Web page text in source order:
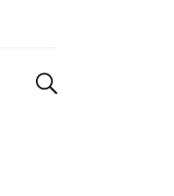
Поиск по сайту